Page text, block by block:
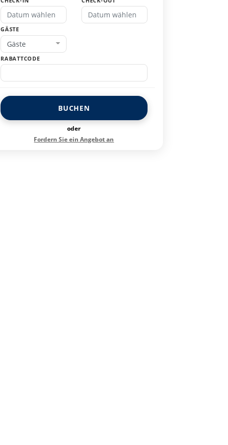
GÄSTE
Gäste
RABATTCODE
BUCHEN
oder
Fordern Sie ein Angebot an